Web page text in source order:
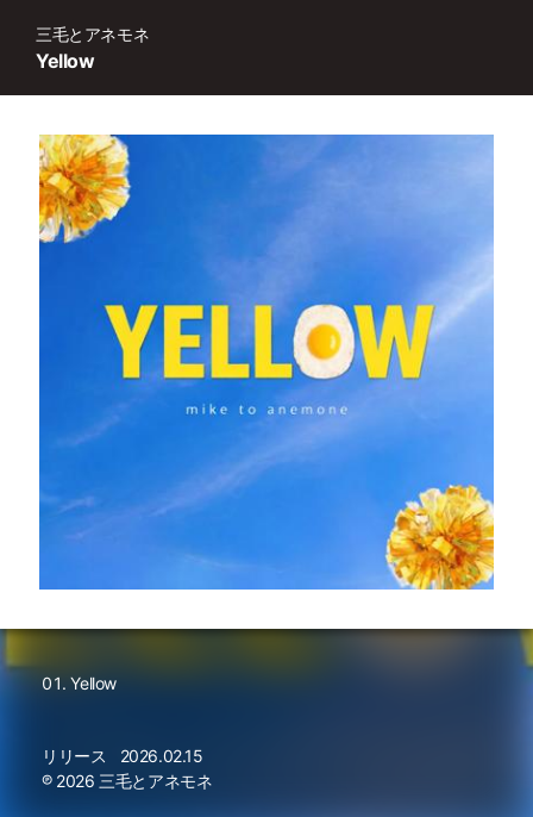
Yellow
三毛とアネモネ
Yellow
リリース
2026.02.15
℗ 2026 三毛とアネモネ